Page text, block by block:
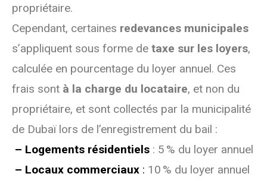
propriétaire.
Cependant, certaines redevances municipales
s’appliquent sous forme de taxe sur les loyers,
calculée en pourcentage du loyer annuel. Ces
frais sont à la charge du locataire, et non du
propriétaire, et sont collectés par la municipalité
de Dubaï lors de l’enregistrement du bail :
– Logements résidentiels : 5 % du loyer annuel
– Locaux commerciaux : 10 % du loyer annuel